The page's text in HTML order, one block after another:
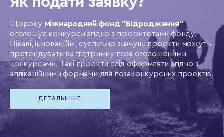
Щороку Міжнародний фонд "Відродження"
оголошує конкурси згідно з пріоритетами фонду.
Цікаві, інноваційні, суспільно значущі проекти можуть
претендувати на підтримку поза оголошеними
конкурсами. Такі проекти слід оформляти згідно з
аплікаційними формами для позаконкурсних проектів.
ДЕТАЛЬНІШЕ